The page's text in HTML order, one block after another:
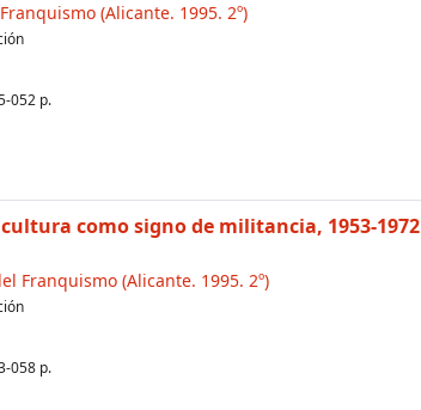
(Alicante. 1995. 2º)
052 p.
como signo de militancia, 1953-1972
Franquismo(Alicante. 1995. 2º)
058 p.